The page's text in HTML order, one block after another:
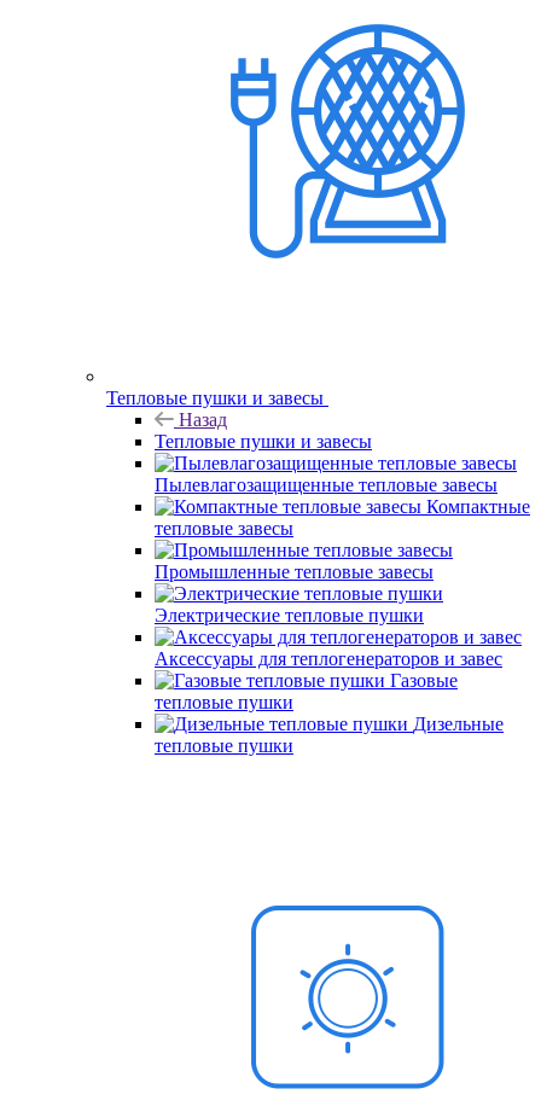
Тепловые пушки и завесы
Назад
Тепловые пушки и завесы
Пылевлагозащищенные тепловые завесы
Компактные
тепловые завесы
Промышленные тепловые завесы
Электрические тепловые пушки
Аксессуары для теплогенераторов и завес
Газовые
тепловые пушки
Дизельные
тепловые пушки